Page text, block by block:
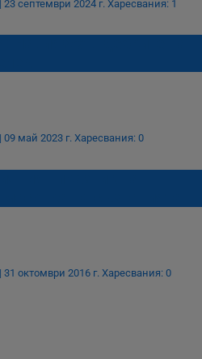
23 септември 2024 г. Харесвания: 1
09 май 2023 г. Харесвания: 0
31 октомври 2016 г. Харесвания: 0